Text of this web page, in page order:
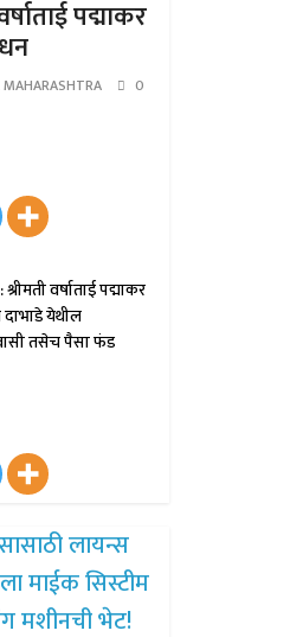
पद्माकर
MAHARASHTRA
0
वर्षाताई पद्माकर
येथील
तसेच पैसा फंड